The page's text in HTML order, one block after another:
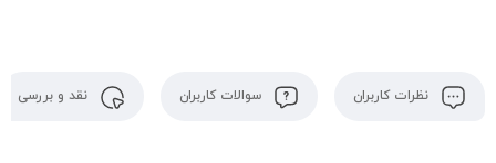
نظرات کاربران سوالات کاربران نقد و بررسی